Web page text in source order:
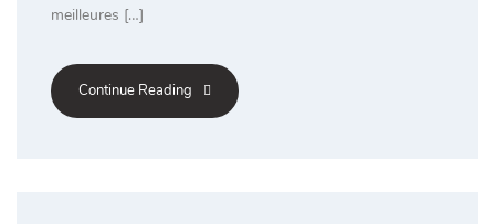
meilleures […]
Continue Reading